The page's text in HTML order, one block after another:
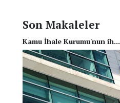
Son Makaleler
Kamu İhale Kurumu'nun ih...